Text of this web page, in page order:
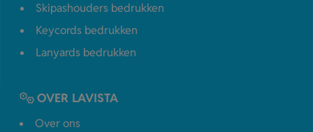
Skipashouders bedrukken
Keycords bedrukken
Lanyards bedrukken
OVER LAVISTA
Over ons